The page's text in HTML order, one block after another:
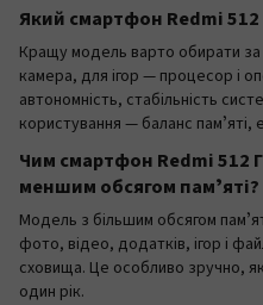
Який смартфон Redmi
Кращу модель варто обирати
камера, для ігор — процесор і
автономність, стабільність
користування — баланс памʼяті,
Чим смартфон Redmi 512
меншим обсягом памʼяті?
Модель з більшим обсягом
фото, відео, додатків, ігор і
сховища. Це особливо зручно,
один рік.